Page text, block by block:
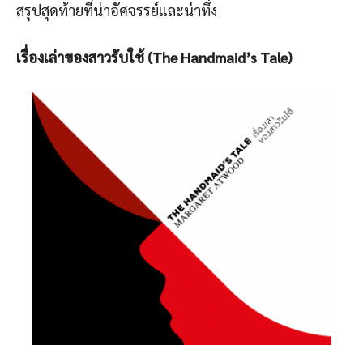
สรุปสุดท้ายที่น่าอัศจรรย์และน่าทึ่ง
เรื่องเล่าของสาวรับใช้ (The Handmaid’s Tale)